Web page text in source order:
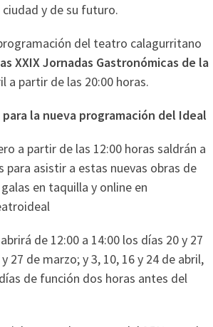
y de su futuro.
del teatro calagurritano
XXIX Jornadas Gastronómicas de la
a partir de las 20:00 horas.
la nueva programación del Ideal
a partir de las 12:00 horas saldrán a
para asistir a estas nuevas obras de
en taquilla y online en
de 12:00 a 14:00 los días 20 y 27
27 de marzo; y 3, 10, 16 y 24 de abril,
de función dos horas antes del